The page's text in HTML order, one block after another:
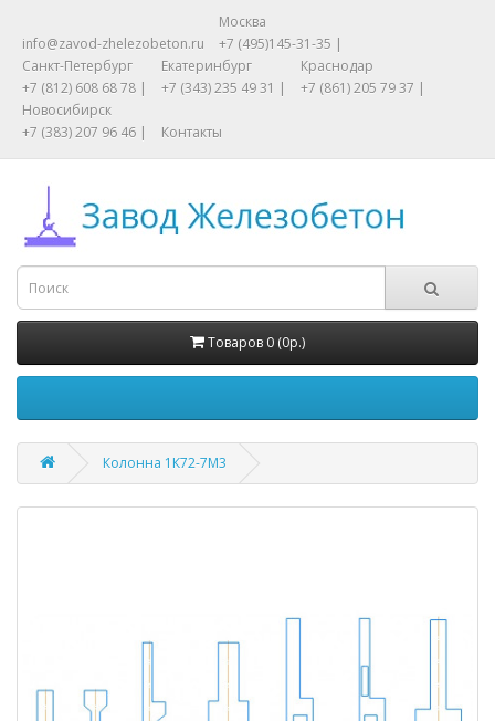
info@zavod-zhelezobeton.ru
Москва
+7 (495)145-31-35 |
Санкт-Петербург
+7 (812) 608 68 78 |
Екатеринбург
+7 (343) 235 49 31 |
Краснодар
+7 (861) 205 79 37 |
Новосибирск
+7 (383) 207 96 46 |
Контакты
Товаров 0 (0р.)
Колонна 1К72-7М3